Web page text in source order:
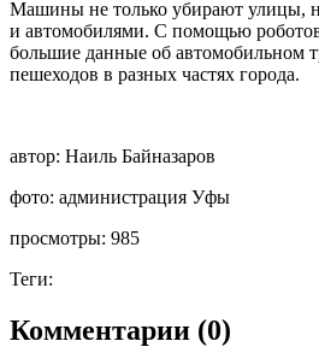
Машины не только убирают улицы,
и автомобилями. С помощью
большие данные об автомобильном
пешеходов в разных частях города.
автор: Наиль Байназаров
фото: администрация Уфы
просмотры: 985
Теги:
Комментарии (0)